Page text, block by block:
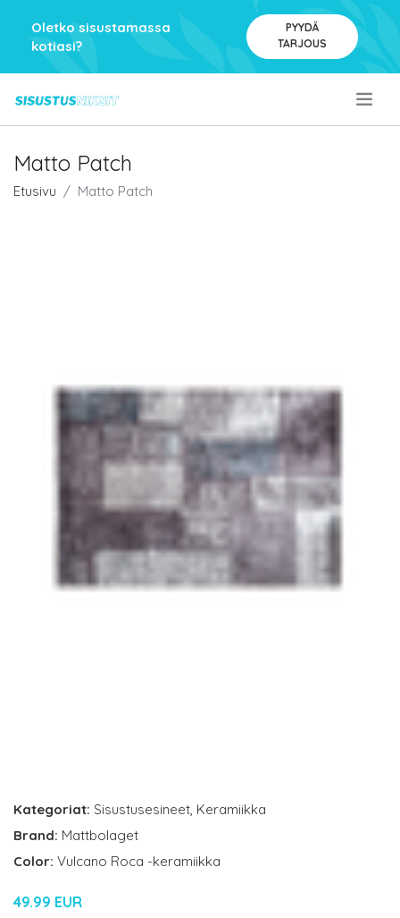
Oletko sisustamassa
kotiasi?
PYYDÄ
TARJOUS
Matto Patch
Etusivu Matto Patch
Kategoriat: Sisustusesineet, Keramiikka
Brand: Mattbolaget
Color: Vulcano Roca -keramiikka
49.99 EUR